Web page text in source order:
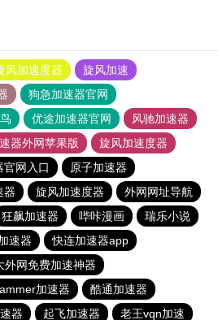
风加速度器
旋风加速
狗急加速器官网
优途加速器官网
风驰加速器
器外网苹果版
旋风加速度器
官网入口
原子加速器
器 旋风加速度器
外网网址导航
狂飙加速器 哔咔漫画
瑞乐小说
速器
快连加速器app
外网免费加速神器
加速器
酷通加速器
器 起飞加速器 老王vqn加速